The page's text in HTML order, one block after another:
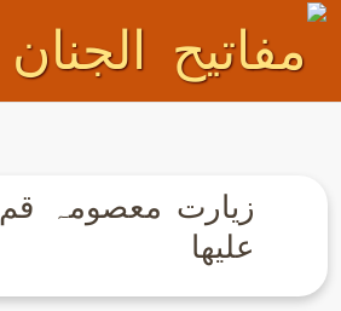
زیارت معصومہ قم
عليها